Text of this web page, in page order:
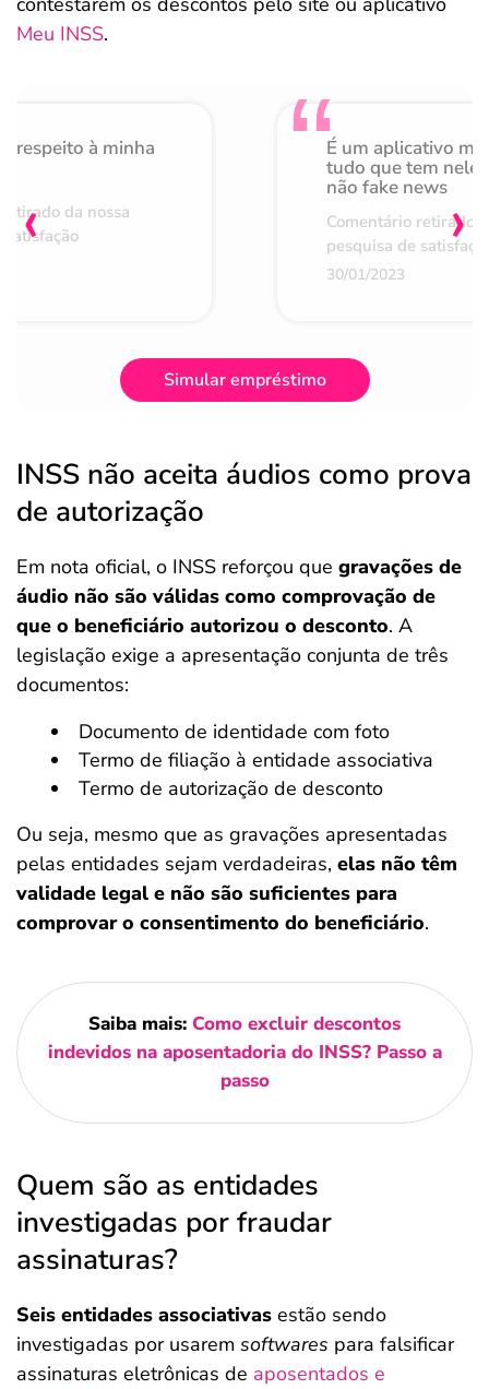
Meu INSS.
respeito à minha
da nossa
É um aplicativo
tudo que tem nele
não fake news
Comentário retirado
pesquisa de
30/01/2023
‹ ›
Simular empréstimo
INSS não aceita áudios como prova
de autorização
Em nota oficial, o INSS reforçou que gravações de
áudio não são válidas como comprovação de
que o beneficiário autorizou o desconto. A
legislação exige a apresentação conjunta de três
documentos:
Documento de identidade com foto
Termo de filiação à entidade associativa
Termo de autorização de desconto
Ou seja, mesmo que as gravações apresentadas
pelas entidades sejam verdadeiras, elas não têm
validade legal e não são suficientes para
comprovar o consentimento do beneficiário.
Saiba mais: Como excluir descontos
indevidos na aposentadoria do INSS? Passo a
passo
Quem são as entidades
investigadas por fraudar
assinaturas?
Seis entidades associativas estão sendo
investigadas por usarem softwares para falsificar
assinaturas eletrônicas de aposentados e